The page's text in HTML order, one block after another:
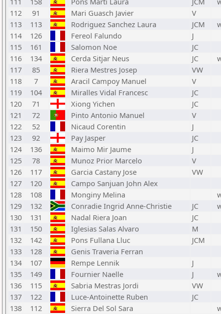
112
91 Mari Guasch Javier
V
113
113 Rodriguez Sanchez Laura JCM
114
126 Fereol Falundo
J
115
161 Salomon Noe
JC
116
134 Cerda Sitjar Neus JC
117
85 Riera Mestres Josep
VW
118
7 Aracil Campoy Manuel
V
119
104 Miralles Vidal Francesc
JC
120
71 Xiong Yichen
JC
121
72 Pinto Antonio Manuel
V
122
52 Nicaud Corentin
J
123
92 Pay Jasper
JC
124
136 Maimo Mir Jaume
J
125
78 Munoz Prior Marcelo
V
126
117 Garcia Castany Jose
VW
127
120
Campo Sanjuan John Alex
128
108 Monginy Melina
129
132 Conradie Ingrid Anne-Christie JC
130
131 Nadal Riera Joan
JC
131
150 Iglesias Salas Alvaro
M
132
142 Pons Fullana Lluc
JCM
133
128
Genis Traveria Ferran
134
107 Rempe Lennik
J
135
149 Fournier Naelle J
136
115 Sabria Mestras Jordi
VW
137
122 Luce-Antoinette Ruben
JC
138
112 Sierra Del Sol Sara